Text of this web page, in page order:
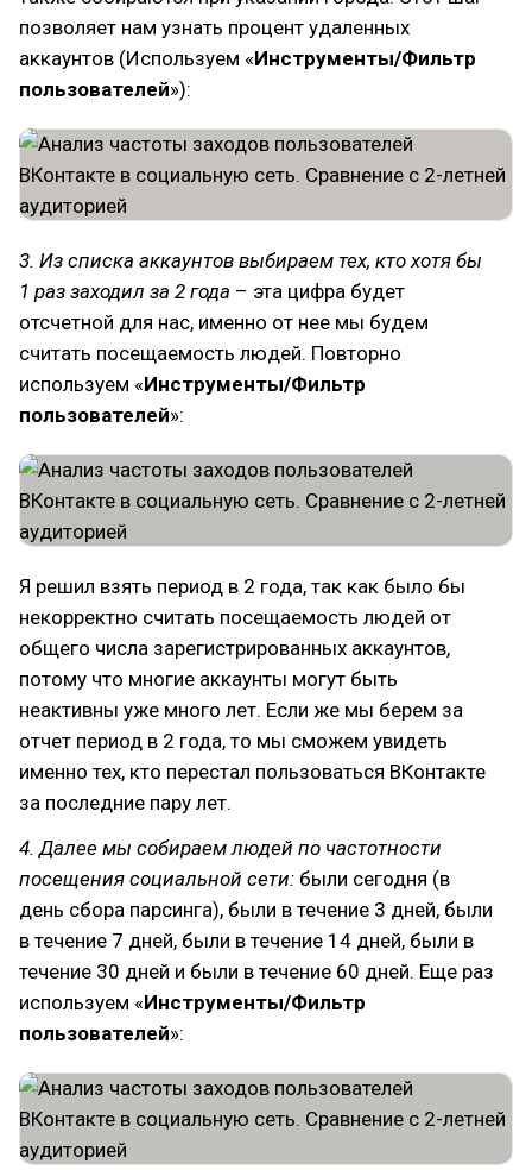
позволяет нам узнать процент удаленных
аккаунтов (Используем «Инструменты/Фильтр
пользователей»):
3. Из списка аккаунтов выбираем тех, кто хотя бы
1 раз заходил за 2 года – эта цифра будет
отсчетной для нас, именно от нее мы будем
считать посещаемость людей. Повторно
используем «Инструменты/Фильтр
пользователей»:
Я решил взять период в 2 года, так как было бы
некорректно считать посещаемость людей от
общего числа зарегистрированных аккаунтов,
потому что многие аккаунты могут быть
неактивны уже много лет. Если же мы берем за
отчет период в 2 года, то мы сможем увидеть
именно тех, кто перестал пользоваться ВКонтакте
за последние пару лет.
4. Далее мы собираем людей по частотности
посещения социальной сети: были сегодня (в
день сбора парсинга), были в течение 3 дней, были
в течение 7 дней, были в течение 14 дней, были в
течение 30 дней и были в течение 60 дней. Еще раз
используем «Инструменты/Фильтр
пользователей»: